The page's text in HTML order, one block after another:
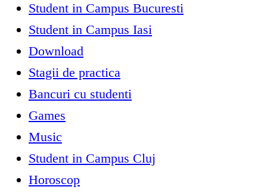
Student in Campus Bucuresti
Student in Campus Iasi
Download
Stagii de practica
Bancuri cu studenti
Games
Music
Student in Campus Cluj
Horoscop